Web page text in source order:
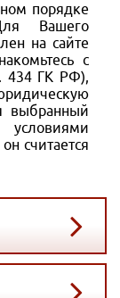
порядке
Вашего
на сайте
с
434 ГК РФ),
выбранный
считается